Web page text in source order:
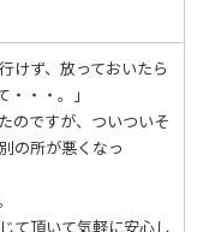
けず、放っておいたら
・・・。」
のですが、ついついそ
の所が悪くなっ
て頂いて気軽に安心し